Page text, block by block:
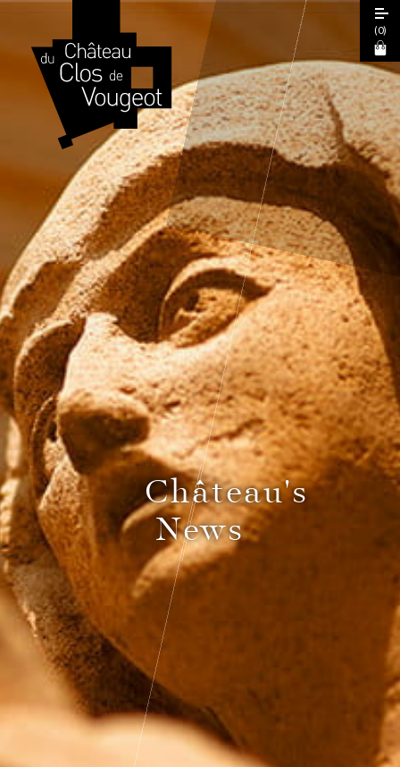
European Heritage Days 2026
Guided Tour
Cœur de Climats Experience
La Table de Léonce
The "Spiritual Burgundy" Pass
Le Comptoir du Bénaton
Weddings
Receptions, cocktails & business events
(0)
Château's
News